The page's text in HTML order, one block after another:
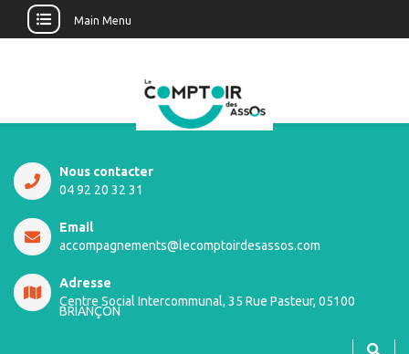
Main Menu
Nous contacter
04 92 20 32 31
Email
accompagnements@lecomptoirdesassos.com
Adresse
Centre Social Intercommunal, 35 Rue Pasteur, 05100
BRIANÇON